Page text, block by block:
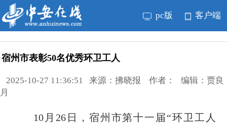
pc版 客户端
宿州市表彰50名优秀环卫工人
2025-10-27 11:36:51 来源：拂晓报 作者： 编辑：贾良
月
10月26日，宿州市第十一届“环卫工人